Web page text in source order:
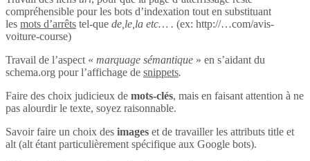
compréhensible pour les bots d’indexation tout en substituant
les mots d’arrêts tel-que de,le,la etc… . (ex: http://…com/avis-
voiture-course)
Travail de l’aspect « marquage sémantique » en s’aidant du
schema.org pour l’affichage de snippets.
Faire des choix judicieux de mots-clés, mais en faisant attention à ne
pas alourdir le texte, soyez raisonnable.
Savoir faire un choix des images et de travailler les attributs title et
alt (alt étant particulièrement spécifique aux Google bots).